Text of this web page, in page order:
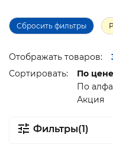
Сбросить фильтры
Отображать товаров:
Сортировать:
По цене
По
Акция
Фильтры(1)